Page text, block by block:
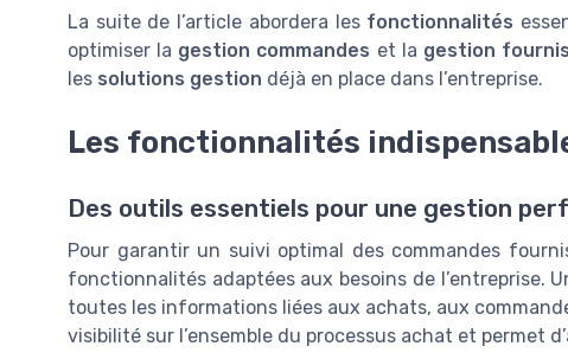
La suite de l’article abordera les fonctionnalités
optimiser la gestion commandes et la gestion
les solutions gestion déjà en place dans l’entreprise.
Les fonctionnalités
Des outils essentiels pour une gestion
Pour garantir un suivi optimal des commandes
fonctionnalités adaptées aux besoins de l’entreprise.
toutes les informations liées aux achats, aux
visibilité sur l’ensemble du processus achat et permet